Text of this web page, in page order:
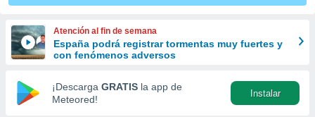
y
forma
digital
basada
Atención al fin de semana
España podrá registrar tormentas muy fuertes y
con fenómenos adversos
¡Descarga GRATIS la app de
Meteored!
Instalar